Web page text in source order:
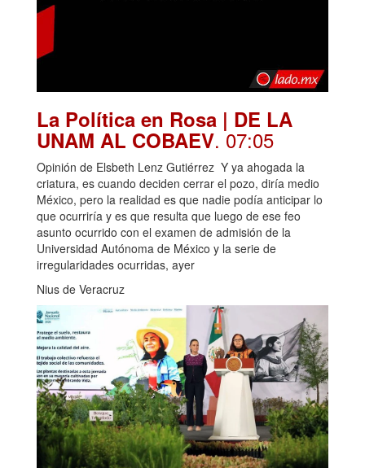
La Política en Rosa | DE LA
UNAM AL COBAEV. 07:05
Opinión de Elsbeth Lenz Gutiérrez Y ya ahogada la
criatura, es cuando deciden cerrar el pozo, diría medio
México, pero la realidad es que nadie podía anticipar lo
que ocurriría y es que resulta que luego de ese feo
asunto ocurrido con el examen de admisión de la
Universidad Autónoma de México y la serie de
irregularidades ocurridas, ayer
Nius de Veracruz